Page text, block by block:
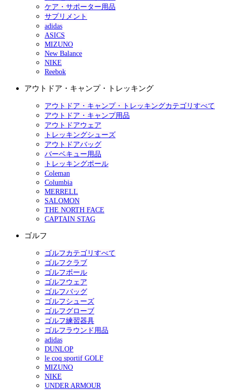
ケア・サポーター用品
サプリメント
adidas
ASICS
MIZUNO
New Balance
NIKE
Reebok
アウトドア・キャンプ・トレッキング
アウトドア・キャンプ・トレッキングカテゴリすべて
アウトドア・キャンプ用品
アウトドアウェア
トレッキングシューズ
アウトドアバッグ
バーベキュー用品
トレッキングポール
Coleman
Columbia
MERRELL
SALOMON
THE NORTH FACE
CAPTAIN STAG
ゴルフ
ゴルフカテゴリすべて
ゴルフクラブ
ゴルフボール
ゴルフウェア
ゴルフバッグ
ゴルフシューズ
ゴルフグローブ
ゴルフ練習器具
ゴルフラウンド用品
adidas
DUNLOP
le coq sportif GOLF
MIZUNO
NIKE
UNDER ARMOUR